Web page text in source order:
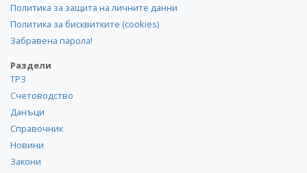
Политика за защита на личните данни
Политика за бисквитките (cookies)
Забравена парола!
Раздели
ТРЗ
Счетоводство
Данъци
Справочник
Новини
Закони